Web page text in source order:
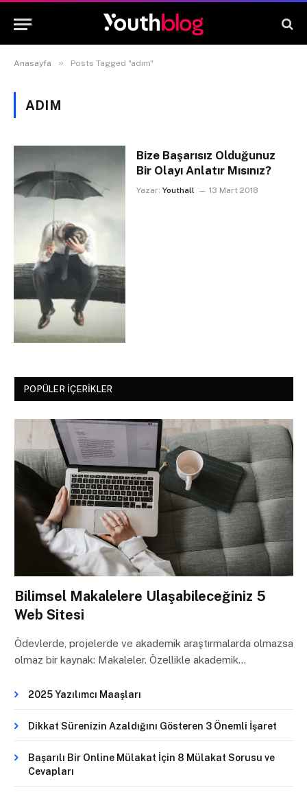
Anasayfa » Posts Tagged "adım"
ADIM
Bize Başarısız Olduğunuz
Bir Olayı Anlatır Mısınız?
Yazar: Youthall 13 Mart 2018
POPÜLER İÇERIKLER
Bilimsel Makalelere Ulaşabileceğiniz 5
Web Sitesi
Ödevlerde, projelerde ve akademik araştırmalarda olmazsa
olmaz bir kaynak: Makaleler. Özellikle akademik…
2025 Yazılımcı Maaşları
Dikkat Sürenizin Azaldığını Gösteren 3 Önemli İşaret
Başarılı Bir Online Mülakat İçin 8 Mülakat Sorusu ve
Cevapları